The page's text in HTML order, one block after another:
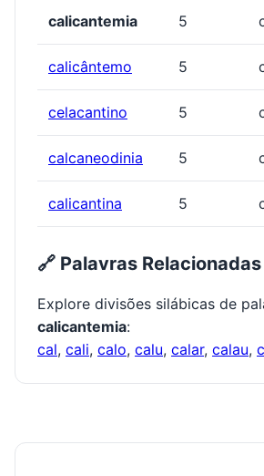
calicantemia 5
calicântemo 5
celacantino 5
calcaneodinia 5
calicantina 5
🔗 Palavras Relacionadas
Explore divisões silábicas de
calicantemia:
cal, cali, calo, calu, calar, calau,